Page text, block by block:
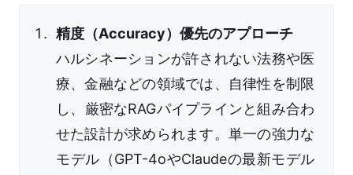
精度（Accuracy）優先のアプローチ
ハルシネーションが許されない法務や医
療、金融などの領域では、自律性を制限
し、厳密なRAGパイプラインと組み合わ
せた設計が求められます。単一の強力な
モデル（GPT-4oやClaudeの最新モデル